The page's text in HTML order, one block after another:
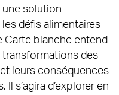
une solution
défis alimentaires
Carte blanche entend
des
leurs conséquences
s’agira d’explorer en